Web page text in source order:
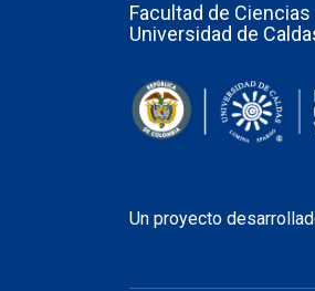
Facultad de
Universidad de
Un proyecto